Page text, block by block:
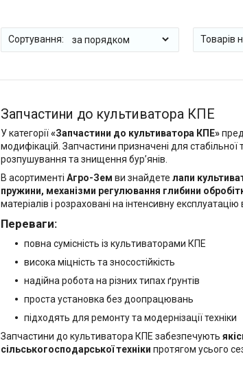
Запчастини до культиватора КПЕ
У категорії«Запчастини до культиватора КПЕ»
модифікацій. Запчастини призначені для стабільної
розпушування та знищення бур’янів.
В асортименті Агро-Зем ви знайдете лапи
пружини, механізми регулювання глибини
матеріалів і розраховані на інтенсивну
Переваги:
повна сумісність із культиваторами КПЕ
висока міцність та зносостійкість
надійна робота на різних типах ґрунтів
проста установка без доопрацювань
підходять для ремонту та модернізації техніки
Запчастини до культиватора КПЕ забезпечують
сільськогосподарської техніки протягом усього